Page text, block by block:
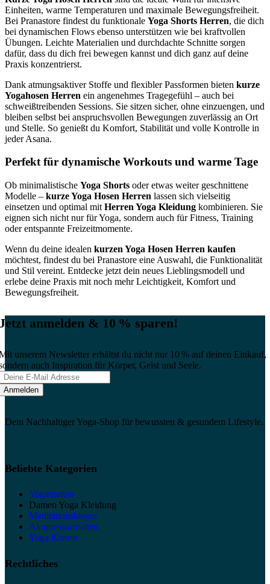
Einheiten, warme Temperaturen und maximale Bewegungsfreiheit.
Bei Pranastore findest du funktionale Yoga Shorts Herren, die dich
bei dynamischen Flows ebenso unterstützen wie bei kraftvollen
Übungen. Leichte Materialien und durchdachte Schnitte sorgen
dafür, dass du dich frei bewegen kannst und dich ganz auf deine
Praxis konzentrierst.
Dank atmungsaktiver Stoffe und flexibler Passformen bieten kurze
Yogahosen Herren ein angenehmes Tragegefühl – auch bei
schweißtreibenden Sessions. Sie sitzen sicher, ohne einzuengen, und
bleiben selbst bei anspruchsvollen Bewegungen zuverlässig an Ort
und Stelle. So genießt du Komfort, Stabilität und volle Kontrolle in
jeder Asana.
Perfekt für dynamische Workouts und warme Tage
Ob minimalistische Yoga Shorts oder etwas weiter geschnittene
Modelle – kurze Yoga Hosen Herren lassen sich vielseitig
einsetzen und optimal mit Herren Yoga Kleidung kombinieren. Sie
eignen sich nicht nur für Yoga, sondern auch für Fitness, Training
oder entspannte Freizeitmomente.
Wenn du deine idealen kurzen Yoga Hosen Herren kaufen
möchtest, findest du bei Pranastore eine Auswahl, die Funktionalität
und Stil vereint. Entdecke jetzt dein neues Lieblingsmodell und
erlebe deine Praxis mit noch mehr Leichtigkeit, Komfort und
Bewegungsfreiheit.
anmelden & 10 % sparen!
unserem Newsletter erhältst du nicht nur 10 % auf deinen Einkauf,
auch Inspiration für Körper, Geist und Seele.
Dein Nachhaltiger Yoga-Shop für bewussten & gesundem Lifestyle.
Beliebte Kategorien
Yogamatten
Damen Yoga Kleidung
Meditationskissen
Akupressurmatten
Yoga Kissen
Rechtliches